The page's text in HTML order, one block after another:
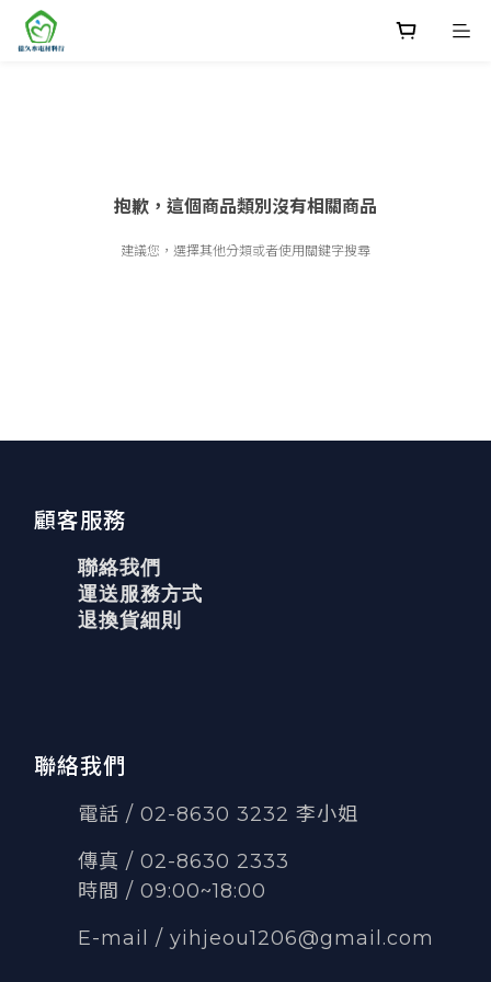
抱歉，這個商品類別沒有相關商品
建議您，選擇其他分類或者使用關鍵字搜尋
顧客服務
聯絡我們
運送服務方式
退換貨細則
聯絡我們
電話 / 02-8630 3232 李小姐
傳真 / 02-8630 2333
時間 / 09:00~18:00
E-mail / yihjeou1206@gmail.com